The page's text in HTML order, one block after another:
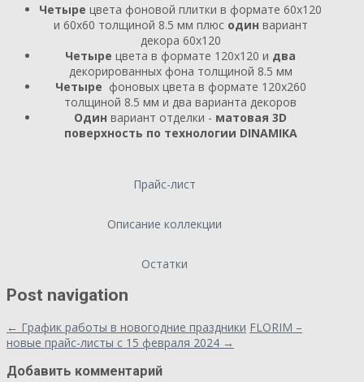
Четырецвета фоновой плитки в формате 60х120
и 60х60 толщиной 8.5 мм плюс один вариант
декора 60х120
Четыре цвета в формате 120х120 и два
декорированных фона толщиной 8.5 мм
Четыре фоновых цвета в формате 120х260
толщиной 8.5 мм и два варианта декоров
Один вариант отделки - матовая 3D
поверхность по технологии DINAMIKA
Прайс-лист
Описание коллекции
Остатки
Post navigation
← График работы в новогодние праздники FLORIM –
новые прайс-листы с 15 февраля 2024 →
Добавить комментарий